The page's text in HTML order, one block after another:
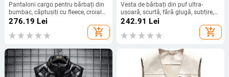
Pantaloni cargo pentru bărbați din
bumbac, căptușiți cu fleece, croială
conică, închidere cu fermoar, mai
276.19 Lei
add_shopping_cart
Vesta de bărbați din puf ultra-
ușoară, scurtă, fără glugă, subțire,
pentru iarnă, din nylon
242.91 Lei
add_shopping_cart